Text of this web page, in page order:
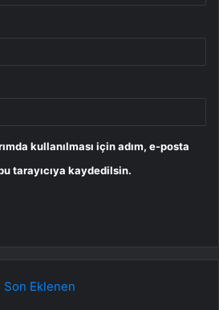
kullanılması için adım, e-posta
tarayıcıya kaydedilsin.
Son Eklenen